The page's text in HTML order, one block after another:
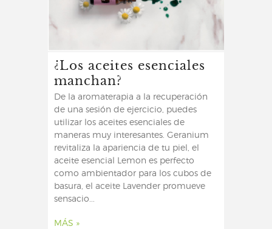
¿Los aceites esenciales
manchan?
De la aromaterapia a la recuperación
de una sesión de ejercicio, puedes
utilizar los aceites esenciales de
maneras muy interesantes. Geranium
revitaliza la apariencia de tu piel, el
aceite esencial Lemon es perfecto
como ambientador para los cubos de
basura, el aceite Lavender promueve
sensacio...
MÁS »